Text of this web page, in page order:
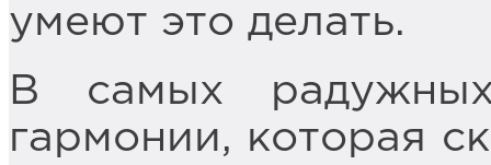
умеют это делать.
В самых
гармонии, которая